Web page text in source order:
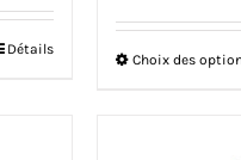
Détails
Choix des